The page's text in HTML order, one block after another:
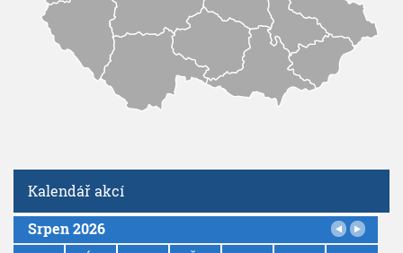
Kalendář akcí
P
Srpen 2026